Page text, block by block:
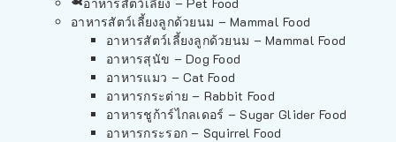
อาหารสัตว์เลี้ยงลูกด้วยนม – Mammal Food
อาหารสัตว์เลี้ยงลูกด้วยนม – Mammal Food
อาหารสุนัข – Dog Food
อาหารแมว – Cat Food
อาหารกระต่าย – Rabbit Food
อาหารชูก้าร์ไกลเดอร์ – Sugar Glider Food
อาหารกระรอก – Squirrel Food